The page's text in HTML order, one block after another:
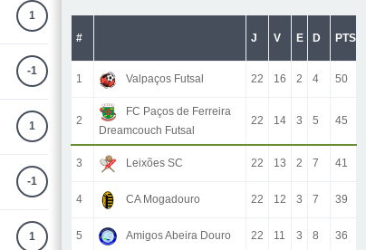
1
-1
1
-1
1
# J V E D PTS
1 Valpaços Futsal 22 16 2 4 50
2
FC Paços de Ferreira
Dreamcouch Futsal
22 14 3 5 45
3 Leixões SC 22 13 2 7 41
4 CA Mogadouro 22 12 3 7 39
5 Amigos Abeira Douro 22 11 3 8 36